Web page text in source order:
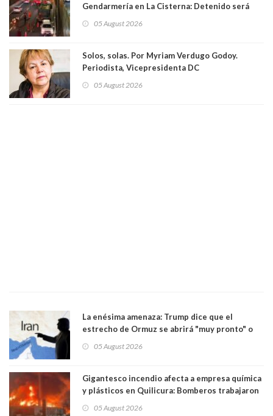
Gendarmería en La Cisterna: Detenido será
05 August 2026
Solos, solas. Por Myriam Verdugo Godoy.
Periodista, Vicepresidenta DC
05 August 2026
La enésima amenaza: Trump dice que el
estrecho de Ormuz se abrirá "muy pronto" o
05 August 2026
Gigantesco incendio afecta a empresa química
y plásticos en Quilicura: Bomberos trabajaron
05 August 2026